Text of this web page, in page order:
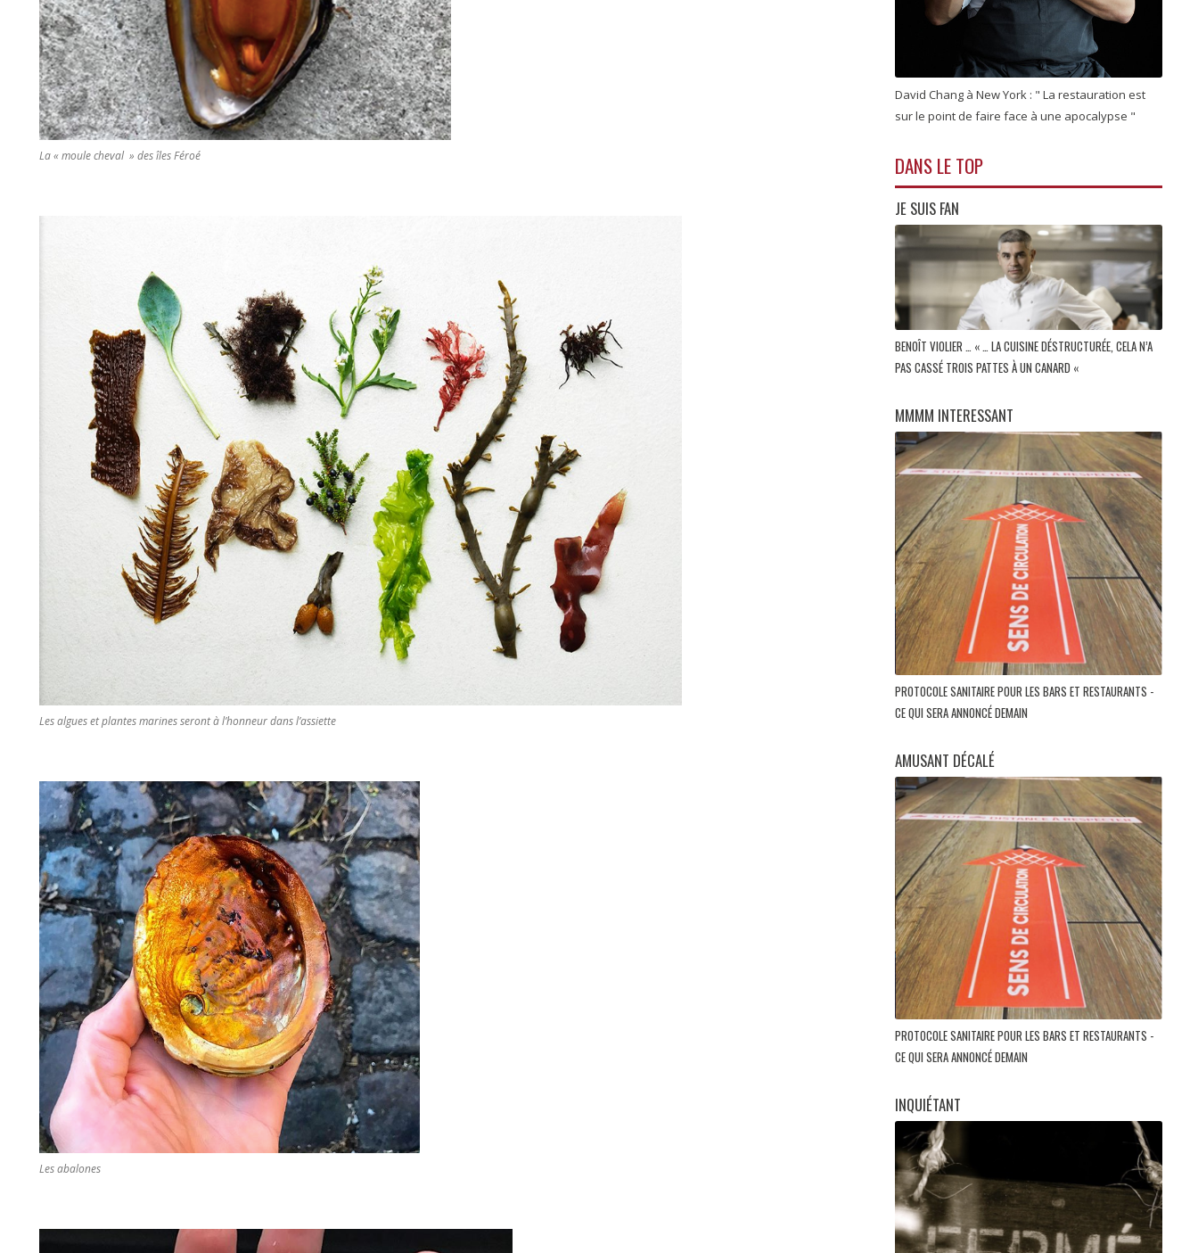
La « moule cheval » des îles Féroé
Les algues et plantes marines seront à l’honneur dans l’assiette
Les abalones
David Chang à New York : " La restauration est
sur le point de faire face à une apocalypse "
DANS LE TOP
JE SUIS FAN
BENOÎT VIOLIER … « … LA CUISINE DÉSTRUCTURÉE, CELA N’A
PAS CASSÉ TROIS PATTES À UN CANARD «
MMMM INTERESSANT
PROTOCOLE SANITAIRE POUR LES BARS ET RESTAURANTS -
CE QUI SERA ANNONCÉ DEMAIN
AMUSANT DÉCALÉ
PROTOCOLE SANITAIRE POUR LES BARS ET RESTAURANTS -
CE QUI SERA ANNONCÉ DEMAIN
INQUIÉTANT